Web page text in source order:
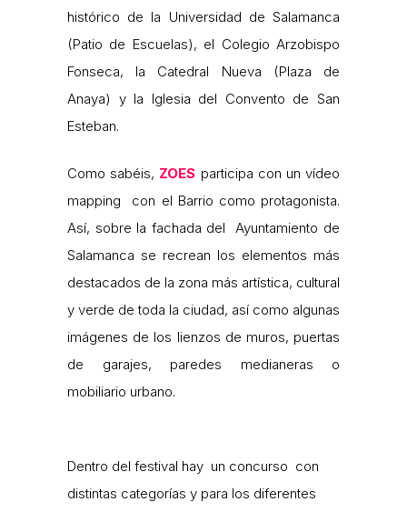
histórico de la Universidad de Salamanca
(Patio de Escuelas), el Colegio Arzobispo
Fonseca, la Catedral Nueva (Plaza de
Anaya) y la Iglesia del Convento de San
Esteban.
Como sabéis, ZOES participa con un vídeo
mapping con el Barrio como protagonista.
Así, sobre la fachada del Ayuntamiento de
Salamanca se recrean los elementos más
destacados de la zona más artística, cultural
y verde de toda la ciudad, así como algunas
imágenes de los lienzos de muros, puertas
de garajes, paredes medianeras o
mobiliario urbano.
Dentro del festival hay un concurso con
distintas categorías y para los diferentes